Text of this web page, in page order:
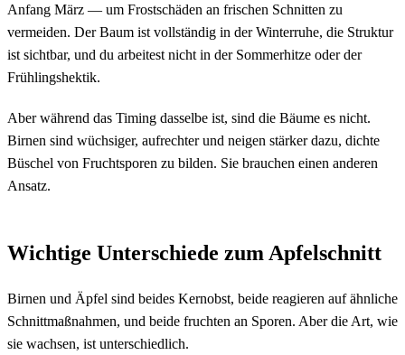
Anfang März — um Frostschäden an frischen Schnitten zu
vermeiden. Der Baum ist vollständig in der Winterruhe, die Struktur
ist sichtbar, und du arbeitest nicht in der Sommerhitze oder der
Frühlingshektik.
Aber während das Timing dasselbe ist, sind die Bäume es nicht.
Birnen sind wüchsiger, aufrechter und neigen stärker dazu, dichte
Büschel von Fruchtsporen zu bilden. Sie brauchen einen anderen
Ansatz.
Wichtige Unterschiede zum Apfelschnitt
Birnen und Äpfel sind beides Kernobst, beide reagieren auf ähnliche
Schnittmaßnahmen, und beide fruchten an Sporen. Aber die Art, wie
sie wachsen, ist unterschiedlich.